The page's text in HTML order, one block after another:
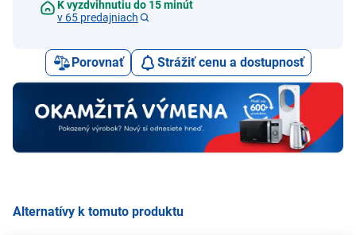
K vyzdvihnutiu do 15 minút
v 65 predajniach
Porovnať Strážiť cenu a dostupnosť
Alternatívy k tomuto produktu